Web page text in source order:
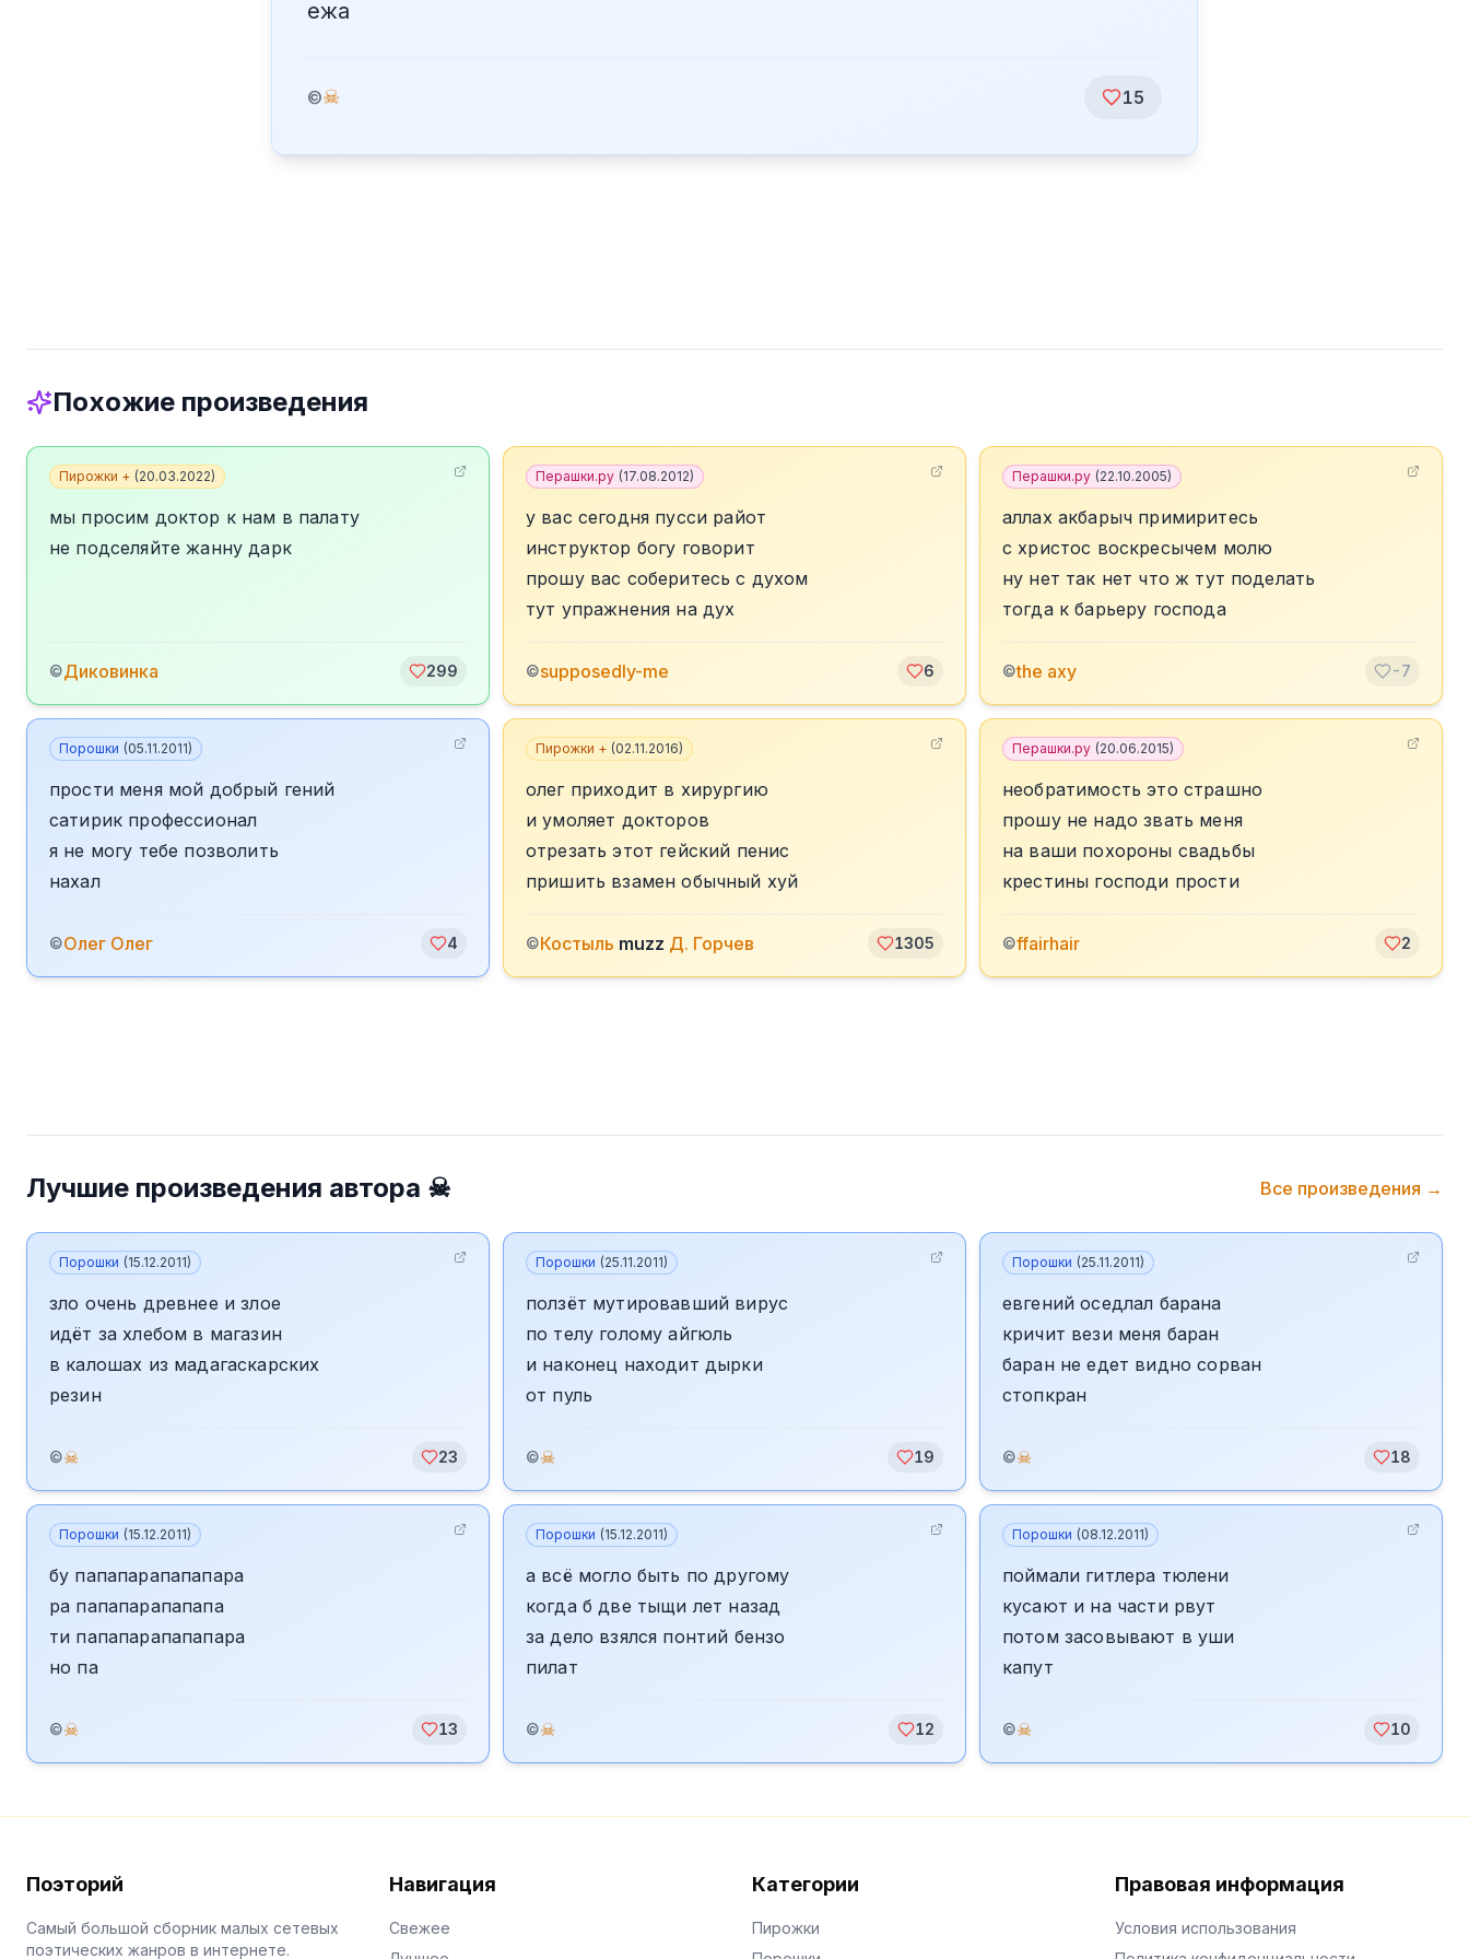
ежа
©☠ 15
Похожие произведения
Пирожки + (20.03.2022)
мы просим доктор к нам в палату
не подселяйте жанну дарк
©Диковинка 299
Перашки.ру (17.08.2012)
у вас сегодня пусси райот
инструктор богу говорит
прошу вас соберитесь с духом
тут упражнения на дух
©supposedly-me 6
Перашки.ру (22.10.2005)
аллах акбарыч примиритесь
с христос воскресычем молю
ну нет так нет что ж тут поделать
тогда к барьеру господа
©the axy -7
Порошки (05.11.2011)
прости меня мой добрый гений
сатирик профессионал
я не могу тебе позволить
нахал
©Олег Олег 4
Пирожки + (02.11.2016)
олег приходит в хирургию
и умоляет докторов
отрезать этот гейский пенис
пришить взамен обычный хуй
©Костыль muzz Д. Горчев 1305
Перашки.ру (20.06.2015)
необратимость это страшно
прошу не надо звать меня
на ваши похороны свадьбы
крестины господи прости
©ffairhair 2
Лучшие произведения автора ☠ Все произведения →
Порошки (15.12.2011)
зло очень древнее и злое
идёт за хлебом в магазин
в калошах из мадагаскарских
резин
©☠ 23
Порошки (25.11.2011)
ползёт мутировавший вирус
по телу голому айгюль
и наконец находит дырки
от пуль
©☠ 19
Порошки (25.11.2011)
евгений оседлал барана
кричит вези меня баран
баран не едет видно сорван
стопкран
©☠ 18
Порошки (15.12.2011)
бу папапарапапапара
ра папапарапапапа
ти папапарапапапара
но па
©☠ 13
Порошки (15.12.2011)
а всё могло быть по другому
когда б две тыщи лет назад
за дело взялся понтий бензо
пилат
©☠ 12
Порошки (08.12.2011)
поймали гитлера тюлени
кусают и на части рвут
потом засовывают в уши
капут
©☠ 10
Поэторий
Самый большой сборник малых сетевых
поэтических жанров в интернете.
Навигация
Свежее
Категории
Пирожки
Правовая информация
Условия использования